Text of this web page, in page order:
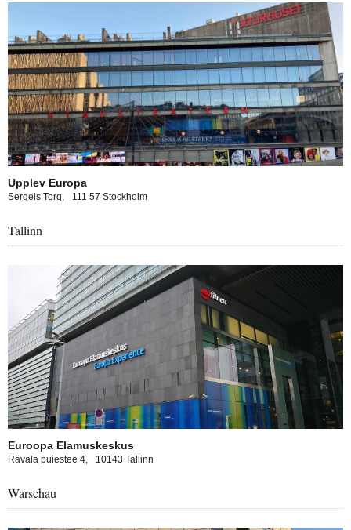
Upplev Europa
Sergels Torg, 111 57 Stockholm
Tallinn
Euroopa Elamuskeskus
Rävala puiestee 4, 10143 Tallinn
experience in Tallinn
Warschau
spaces about the European Union